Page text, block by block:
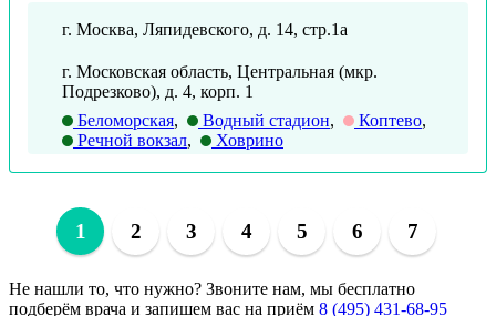
г. Москва, Ляпидевского, д. 14, стр.1а
г. Московская область, Центральная (мкр.
Подрезково), д. 4, корп. 1
Беломорская, Водный стадион, Коптево,
Речной вокзал, Ховрино
1 2 3 4 5 6 7
Не нашли то, что нужно? Звоните нам, мы бесплатно
подберём врача и запишем вас на приём 8 (495) 431-68-95